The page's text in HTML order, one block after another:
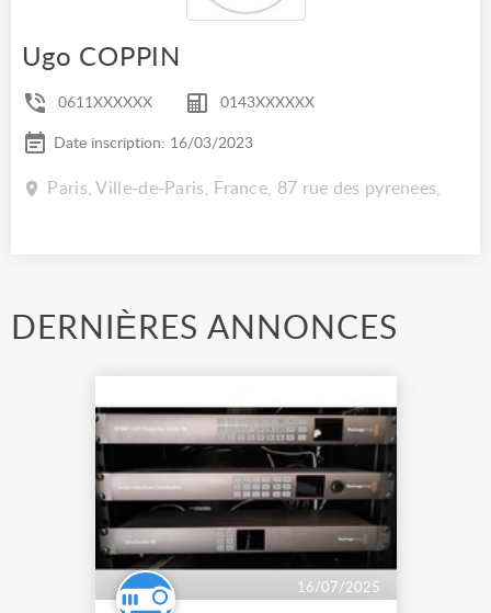
Ugo COPPIN
0611XXXXXX 0143XXXXXX
Date inscription: 16/03/2023
Paris, Ville-de-Paris, France, 87 rue des pyrenees,
DERNIÈRES ANNONCES
16/07/2025